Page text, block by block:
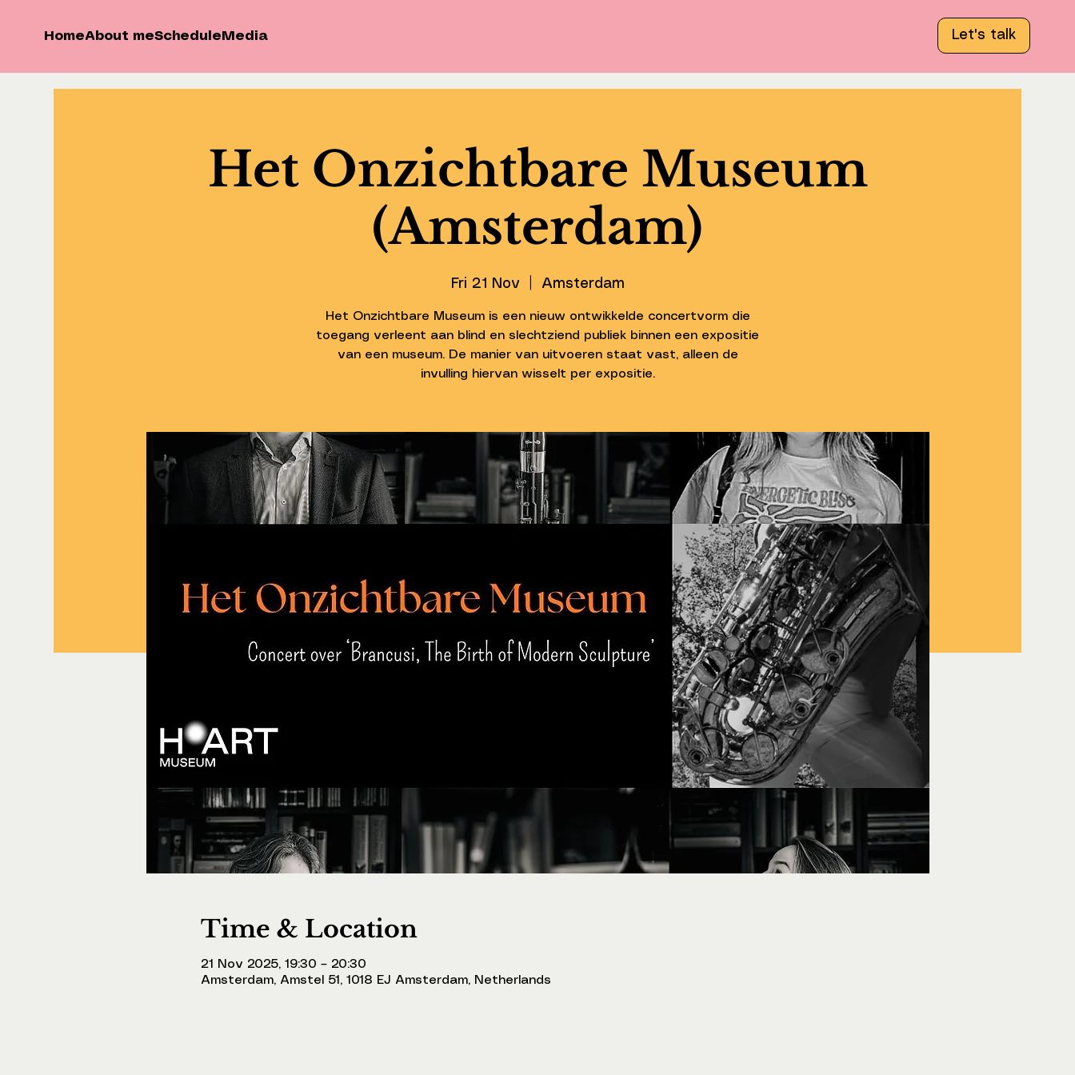
Let's talk
HomeAbout meSchedule Media
Het Onzichtbare Museum
(Amsterdam)
Fri 21 Nov Amsterdam
Het Onzichtbare Museum is een nieuw ontwikkelde concertvorm die
toegang verleent aan blind en slechtziend publiek binnen een expositie
van een museum. De manier van uitvoeren staat vast, alleen de
invulling hiervan wisselt per expositie.
Time & Location
21 Nov 2025, 19:30 – 20:30
Amsterdam, Amstel 51, 1018 EJ Amsterdam, Netherlands